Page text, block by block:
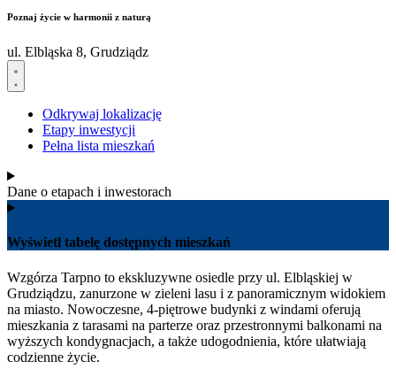
Poznaj życie w harmonii z naturą
ul. Elbląska 8, Grudziądz
Odkrywaj lokalizację
Etapy inwestycji
Pełna lista mieszkań
Dane o etapach i inwestorach
Wyświetl tabelę dostępnych mieszkań
Wzgórza Tarpno to ekskluzywne osiedle przy ul. Elbląskiej w
Grudziądzu, zanurzone w zieleni lasu i z panoramicznym widokiem
na miasto. Nowoczesne, 4‑piętrowe budynki z windami oferują
mieszkania z tarasami na parterze oraz przestronnymi balkonami na
wyższych kondygnacjach, a także udogodnienia, które ułatwiają
codzienne życie.